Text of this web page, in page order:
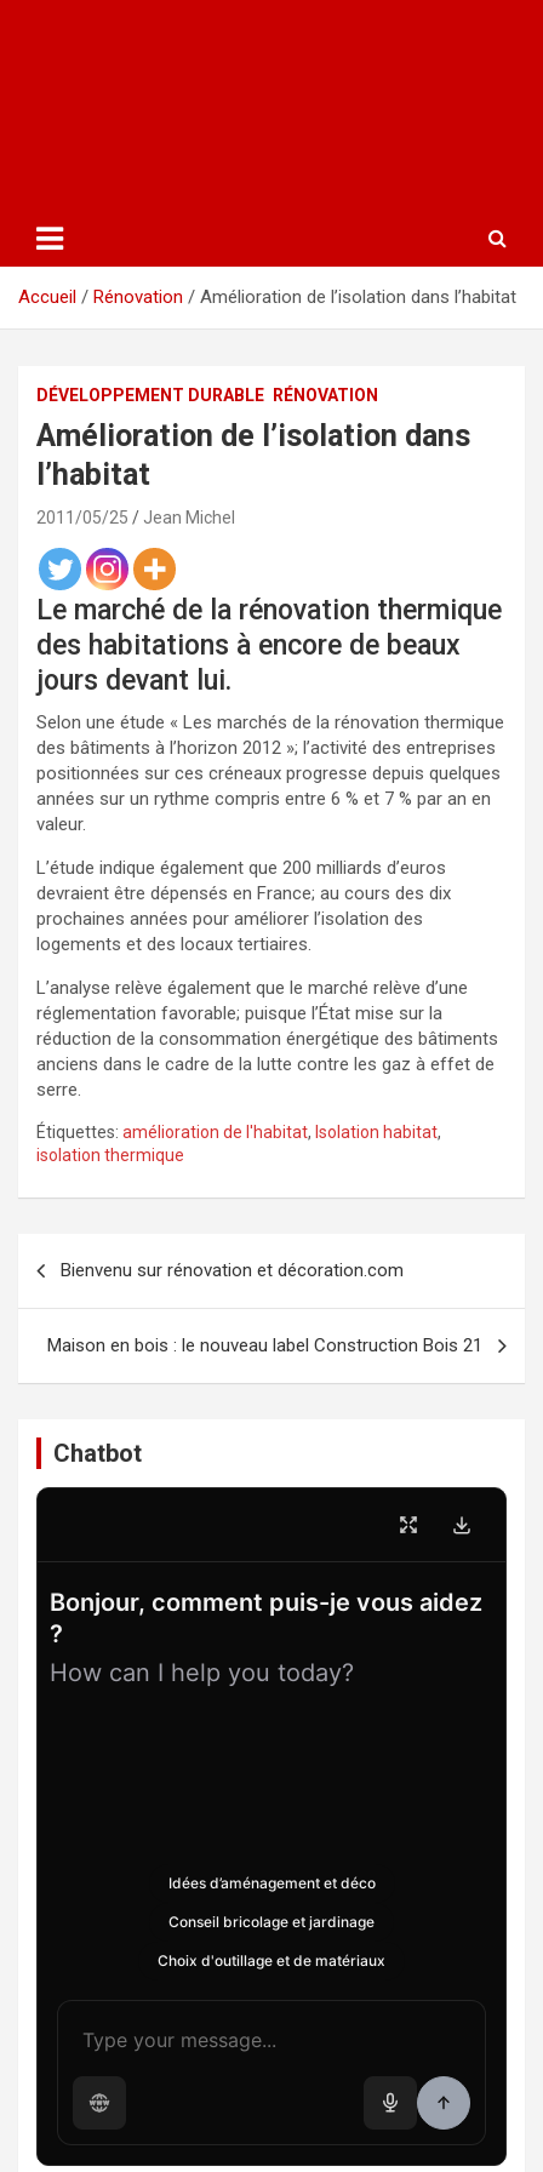
Accueil Rénovation Amélioration de l’isolation dans l’habitat
DÉVELOPPEMENT DURABLE RÉNOVATION
Amélioration de l’isolation dans
l’habitat
2011/05/25 Jean Michel
Le marché de la rénovation thermique
des habitations à encore de beaux
jours devant lui.
Selon une étude « Les marchés de la rénovation thermique
des bâtiments à l’horizon 2012 »; l’activité des entreprises
positionnées sur ces créneaux progresse depuis quelques
années sur un rythme compris entre 6 % et 7 % par an en
valeur.
L’étude indique également que 200 milliards d’euros
devraient être dépensés en France; au cours des dix
prochaines années pour améliorer l’isolation des
logements et des locaux tertiaires.
L’analyse relève également que le marché relève d’une
réglementation favorable; puisque l’État mise sur la
réduction de la consommation énergétique des bâtiments
anciens dans le cadre de la lutte contre les gaz à effet de
serre.
Étiquettes: amélioration de l'habitat, Isolation habitat,
isolation thermique
l’article
Bienvenu sur rénovation et décoration.com
Maison en bois : le nouveau label Construction Bois 21
Chatbot
Bonjour, comment puis-je vous aidez
?
How can I help you today?
Idées d’aménagement et déco
Conseil bricolage et jardinage
Choix d'outillage et de matériaux